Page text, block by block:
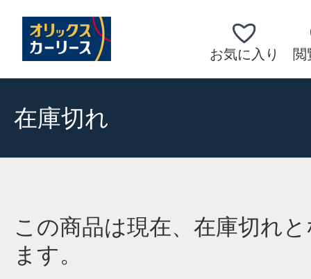
お気に入り 閲
在庫切れ
この商品は現在、在庫切れ
ます。